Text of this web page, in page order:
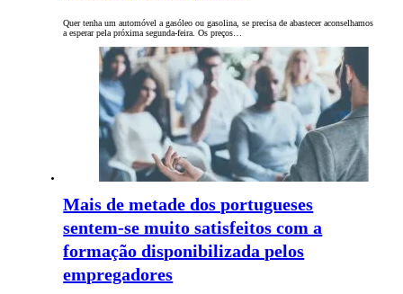
Quer tenha um automóvel a gasóleo ou gasolina, se precisa de abastecer aconselhamos
a esperar pela próxima segunda-feira. Os preços…
Mais de metade dos portugueses
sentem-se muito satisfeitos com a
formação disponibilizada pelos
empregadores